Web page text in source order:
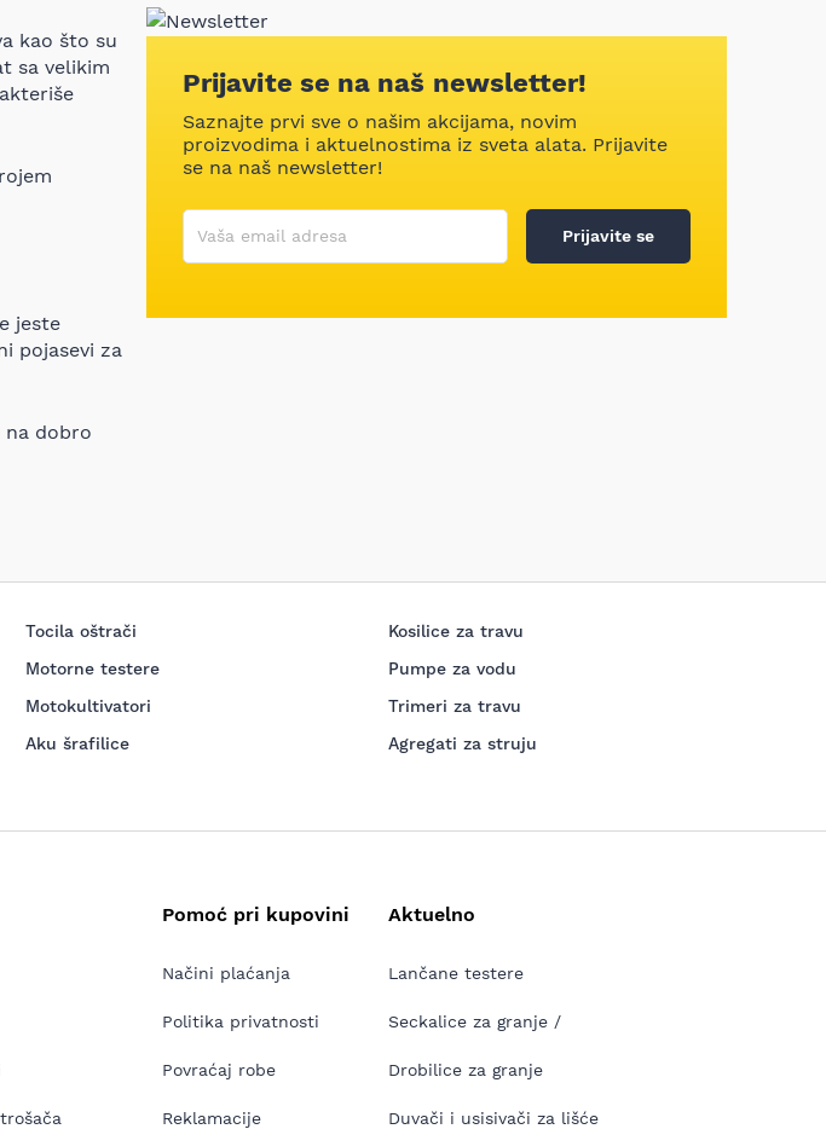
kao što su
sa velikim
jeste
pojasevi za
na dobro
Prijavite se na naš newsletter!
Saznajte prvi sve o našim akcijama, novim
proizvodima i aktuelnostima iz sveta alata. Prijavite
se na naš newsletter!
Korisničko ime
Vaša email adresa
Prijavite se
Tocila oštrači
Motorne testere
Motokultivatori
Aku šrafilice
Kosilice za travu
Pumpe za vodu
Trimeri za travu
Agregati za struju
Pomoć pri kupovini
Načini plaćanja
Politika privatnosti
Povraćaj robe
Reklamacije
Aktuelno
Lančane testere
Seckalice za granje /
Drobilice za granje
Duvači i usisivači za lišće